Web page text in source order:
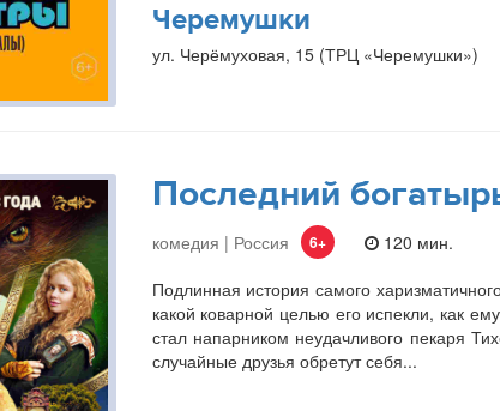
Черемушки
ул. Черёмуховая, 15 (ТРЦ «Черемушки»)
Последний
комедия | Россия 6+
120 мин.
Подлинная история самого
какой коварной целью его испекли, как
стал напарником неудачливого пекаря
случайные друзья обретут себя...